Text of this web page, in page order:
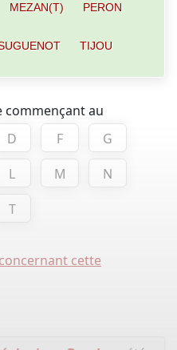
MEZAN(T) PERON
TIJOU
commençant au
D F
G
L M
N
T
cette